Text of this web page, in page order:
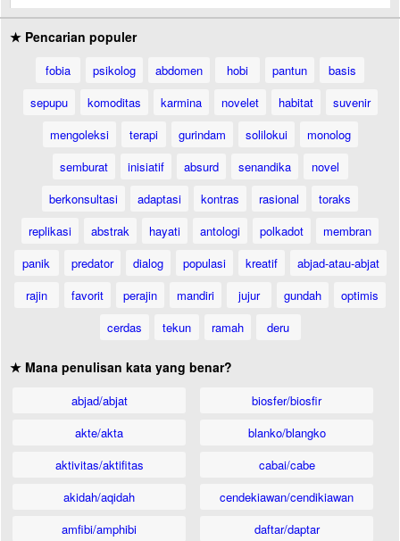
★ Pencarian populer
fobia psikolog abdomen hobi pantun
basis
sepupu
komoditas karmina novelet habitat
suvenir
mengoleksi
terapi gurindam solilokui
monolog
semburat
inisiatif absurd senandika
novel
berkonsultasi
adaptasi kontras rasional
toraks
replikasi
abstrak hayati antologi polkadot
membran
panik
predator dialog populasi kreatif
abjad-atau-abjat
rajin
favorit perajin mandiri jujur gundah
optimis
cerdas
tekun ramah deru
★ Mana penulisan kata yang benar?
abjad/abjat
akte/akta
aktivitas/aktifitas
akidah/aqidah
amfibi/amphibi
biosfer/biosfir
blanko/blangko
cabai/cabe
cendekiawan/cendikiawan
daftar/daptar